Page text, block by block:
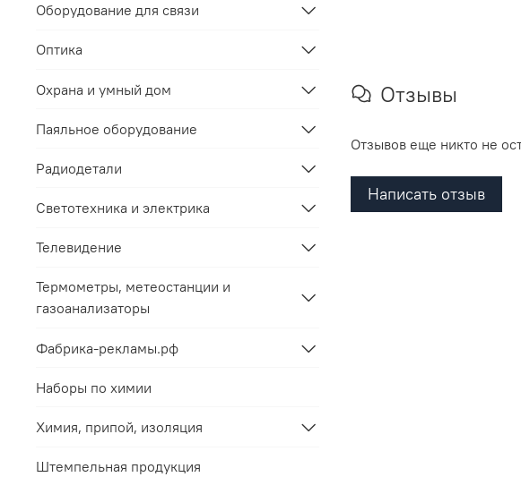
Отзывы
Отзывов еще никто не
Написать отзыв
Оборудование для связи
Оптика
Охрана и умный дом
Паяльное оборудование
Радиодетали
Светотехника и электрика
Телевидение
Термометры, метеостанции и
газоанализаторы
Фабрика-рекламы.рф
Наборы по химии
Химия, припой, изоляция
Штемпельная продукция